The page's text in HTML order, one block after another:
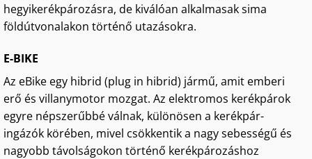
hegyikerékpározásra, de kiválóan alkalmasak sima
földútvonalakon történő utazásokra.
E-BIKE
Az eBike egy hibrid (plug in hibrid) jármű, amit emberi
erő és villanymotor mozgat. Az elektromos kerékpárok
egyre népszerűbbé válnak, különösen a kerékpár-
ingázók körében, mivel csökkentik a nagy sebességű és
nagyobb távolságokon történő kerékpározáshoz